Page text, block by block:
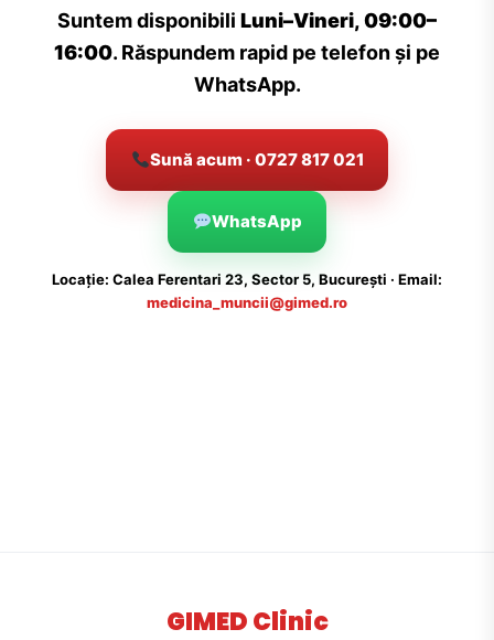
Suntem disponibili Luni–Vineri, 09:00–
16:00. Răspundem rapid pe telefon și pe
WhatsApp.
Sună acum · 0727 817 021
WhatsApp
Locație: Calea Ferentari 23, Sector 5, București · Email:
medicina_muncii@gimed.ro
GIMED Clinic